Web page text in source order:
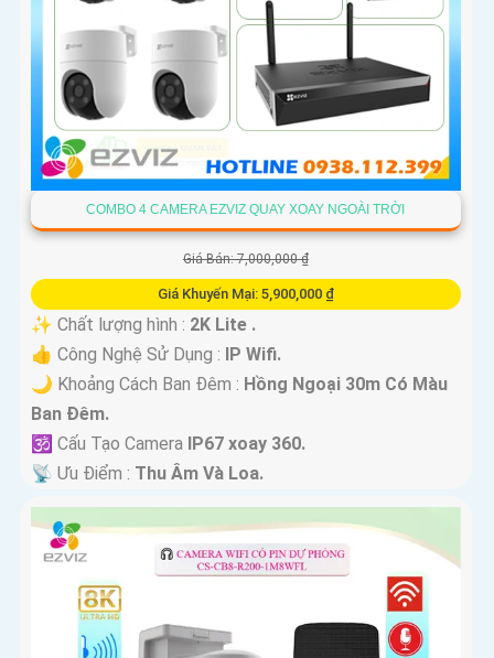
COMBO 4 CAMERA EZVIZ QUAY XOAY NGOÀI TRỜI
Giá Bán: 7,000,000 ₫
Giá Khuyến Mại: 5,900,000 ₫
✨ Chất lượng hình : 2K Lite .
👍 Công Nghệ Sử Dụng : IP Wifi.
🌙 Khoảng Cách Ban Đêm : Hồng Ngoại 30m Có Màu
Ban Ðêm.
🕉️ Cấu Tạo Camera IP67 xoay 360.
️📡 Ưu Điểm : Thu Âm Và Loa.